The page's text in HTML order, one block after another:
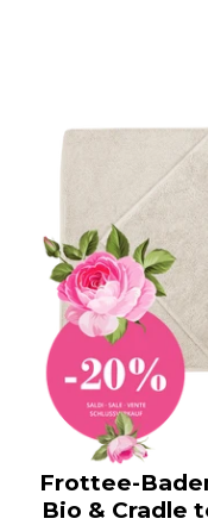
Frottee-
Bio & Cradle